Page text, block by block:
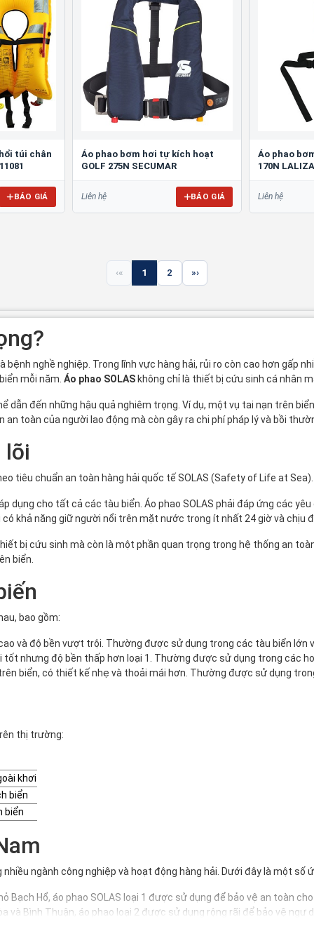
túi chân
BÁO GIÁ
Áo phao bơm hơi tự kích hoạt
GOLF 275N SECUMAR
Liên hệ BÁO GIÁ
Áo phao
170N
Liên hệ
« 1 2 »
nghề nghiệp. Trong lĩnh vực hàng hải, rủi ro còn cao hơn gấp
mỗi năm. Áo phao SOLASkhông chỉ là thiết bị cứu sinh cá nhân
dẫn đến những hậu quả nghiêm trọng. Ví dụ, một vụ tai nạn trên
toàn của người lao động mà còn gây ra chi phí pháp lý và bồi
lõi
tiêu chuẩn an toàn hàng hải quốc tế SOLAS (Safety of Life at Sea).
dụng cho tất cả các tàu biển. Áo phao SOLAS phải đáp ứng các
khả năng giữ người nổi trên mặt nước trong ít nhất 24 giờ và chịu
bị cứu sinh mà còn là một phần quan trọng trong hệ thống an
biển.
bao gồm:
và độ bền vượt trội. Thường được sử dụng trong các tàu biển lớn
tốt nhưng độ bền thấp hơn loại 1. Thường được sử dụng trong các
biển, có thiết kế nhẹ và thoải mái hơn. Thường được sử dụng
thị trường:
khơi
biển
biển
ngành công nghiệp và hoạt động hàng hải. Dưới đây là một số
Bạch Hổ, áo phao SOLAS loại 1 được sử dụng để bảo vệ an toàn
và Bình Thuận, áo phao loại 2 được sử dụng rộng rãi để bảo vệ ngư